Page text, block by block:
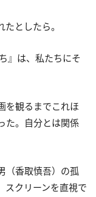
としたら。
』は、私たちにそ
を観るまでこれほ
た。自分とは関係
（香取慎吾）の孤
スクリーンを直視で